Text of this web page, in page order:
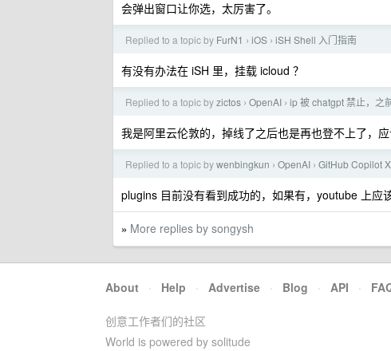
会弹出窗口让你选，太厉害了。
Replied to a topic by FurN1 › iOS › iSH Shell 入门指南
有没有办法在 iSH 里，挂载 icloud ？
Replied to a topic byzictos › OpenAI › ip 被 chatgpt 禁止，之
我是阿里云伦敦的，掉线了之后也是再也登不上了，
Replied to a topic bywenbingkun › OpenAI › GitHub Copilot
plugins 目前没有看到成功的，如果有，youtube 上应
» More replies by songysh
About · Help · Advertise · Blog · API ·
创意工作者们的社区
World is powered by solitude